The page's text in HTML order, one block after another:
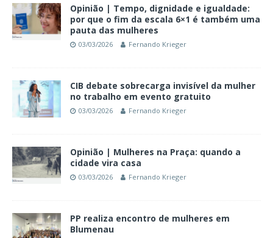
Opinião | Tempo, dignidade e igualdade:
por que o fim da escala 6×1 é também uma
pauta das mulheres
03/03/2026 Fernando Krieger
CIB debate sobrecarga invisível da mulher
no trabalho em evento gratuito
03/03/2026 Fernando Krieger
Opinião | Mulheres na Praça: quando a
cidade vira casa
03/03/2026 Fernando Krieger
PP realiza encontro de mulheres em
Blumenau